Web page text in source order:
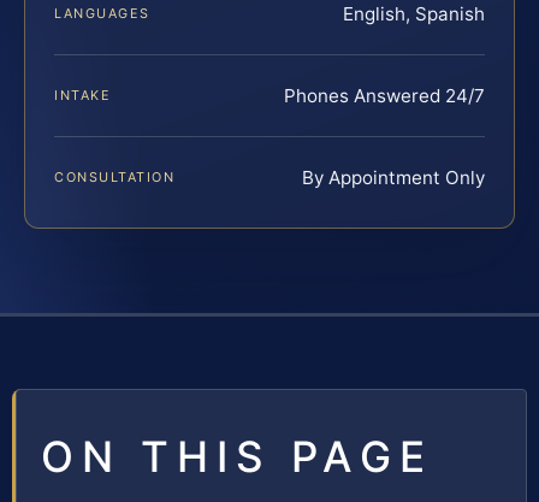
LANGUAGES English, Spanish
INTAKE Phones Answered 24/7
CONSULTATION By Appointment Only
ON THIS PAGE